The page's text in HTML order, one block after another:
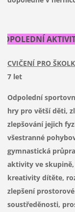
CVIČENÍ PRO
7 let
Odpolední
hry pro větší děti,
zlepšování jejich
všestranné
gymnastická
aktivity ve
kreativity dítěte,
zlepšení
soustředěnosti,